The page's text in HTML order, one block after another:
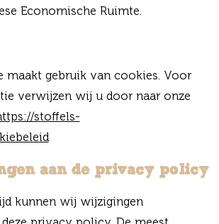
Economische Ruimte.
maakt gebruik van cookies. Voor
verwijzen wij u door naar onze
stoffels-
aan de privacy policy
kunnen wij wijzigingen